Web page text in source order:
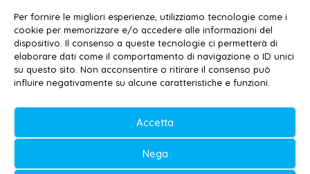
Per fornire le migliori esperienze, utilizziamo tecnologie come i
cookie per memorizzare e/o accedere alle informazioni del
dispositivo. Il consenso a queste tecnologie ci permetterà di
elaborare dati come il comportamento di navigazione o ID unici
su questo sito. Non acconsentire o ritirare il consenso può
influire negativamente su alcune caratteristiche e funzioni.
Accetta
Nega
Email: redazione@galatina24.it
Contatti –Disclaimer
Privacy policy –Cookie policy
Testata iscritta al n. 11/2020 Registro della
Stampa Tribunale di Lecce